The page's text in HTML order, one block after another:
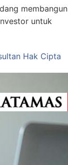
membangun
untuk
Hak Cipta